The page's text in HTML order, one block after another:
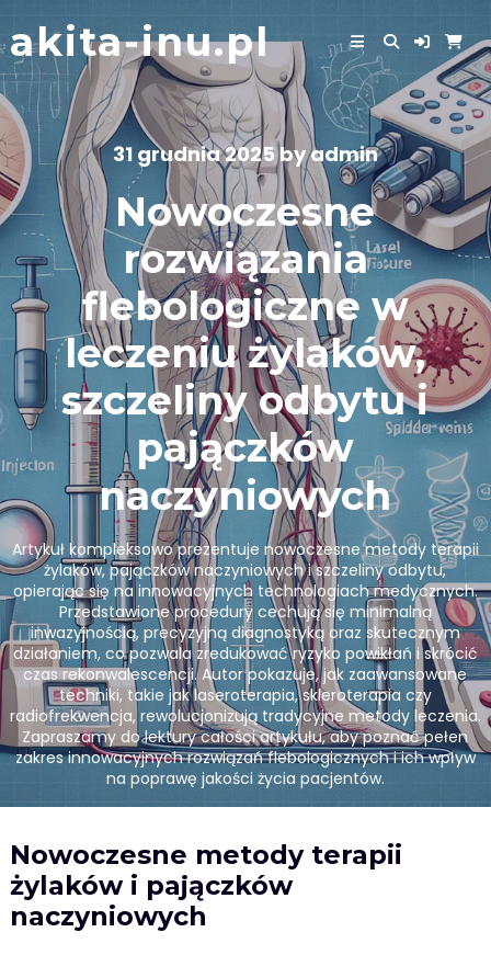
to
content
akita-inu.pl
31 grudnia 2025byadmin
Nowoczesne
rozwiązania
flebologiczne w
leczeniu żylaków,
szczeliny odbytu i
pajączków
naczyniowych
Artykuł kompleksowo prezentuje nowoczesne metody terapii
żylaków, pajączków naczyniowych i szczeliny odbytu,
opierając się na innowacyjnych technologiach medycznych.
Przedstawione procedury cechują się minimalną
inwazyjnością, precyzyjną diagnostyką oraz skutecznym
działaniem, co pozwala zredukować ryzyko powikłań i skrócić
czas rekonwalescencji. Autor pokazuje, jak zaawansowane
techniki, takie jak laseroterapia, skleroterapia czy
radiofrekwencja, rewolucjonizują tradycyjne metody leczenia.
Zapraszamy do lektury całości artykułu, aby poznać pełen
zakres innowacyjnych rozwiązań flebologicznych i ich wpływ
na poprawę jakości życia pacjentów.
Nowoczesne metody terapii
żylaków i pajączków
naczyniowych